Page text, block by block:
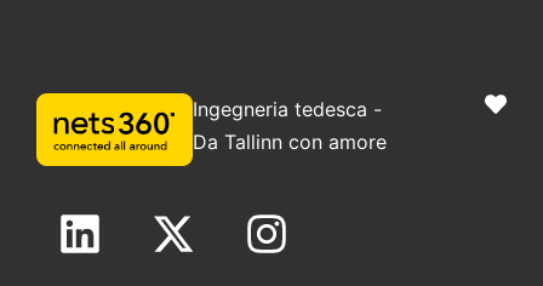
Ingegneria tedesca -
Da Tallinn con amore